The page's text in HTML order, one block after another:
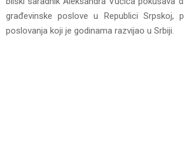
građevinske poslove u Republici Srpskoj,
poslovanja koji je godinama razvijao u Srbiji.